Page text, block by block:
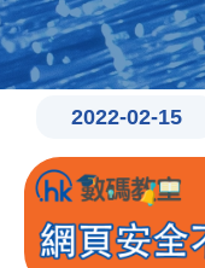
2022-02-15